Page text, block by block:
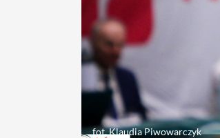
fot. Klaudia Piwowarczyk